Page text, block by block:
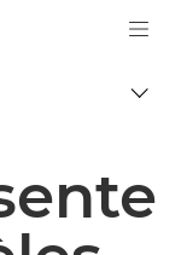
Canon Logo, back